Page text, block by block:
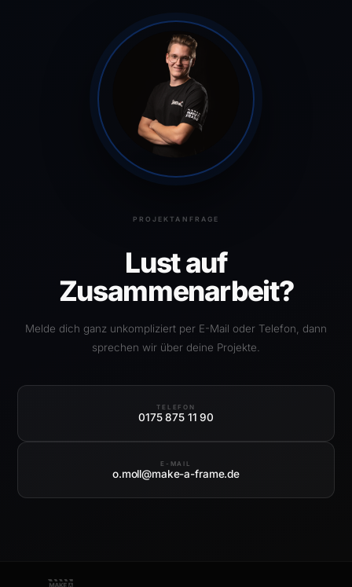
PROJEKTANFRAGE
Lust auf
Zusammenarbeit?
Melde dich ganz unkompliziert per E-Mail oder Telefon, dann
sprechen wir über deine Projekte.
TELEFON
0175 875 11 90
E-MAIL
o.moll@make-a-frame.de